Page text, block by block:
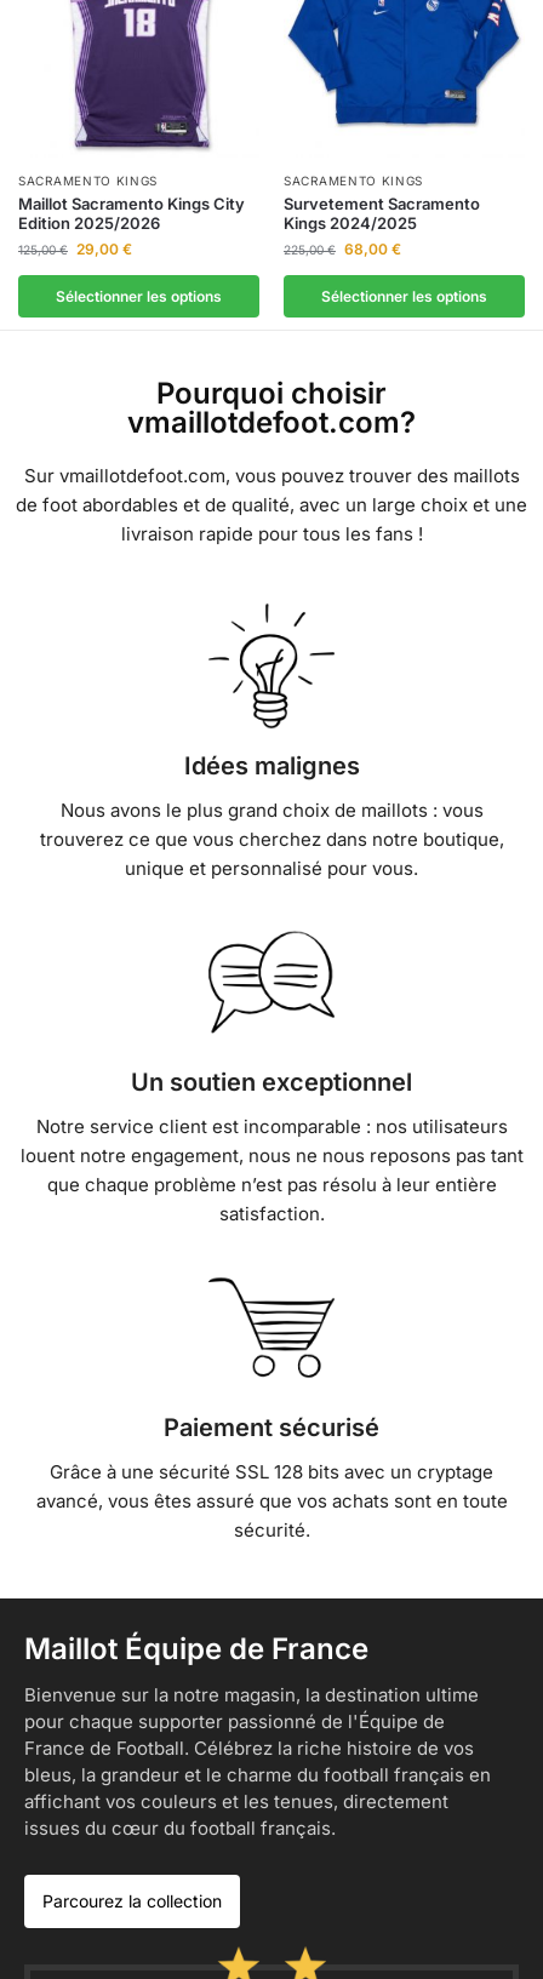
SACRAMENTO KINGS
Maillot Sacramento Kings City
Edition 2025/2026
125,00€ 29,00 €
Sélectionner les options
SACRAMENTO KINGS
Survetement Sacramento
Kings 2024/2025
225,00€ 68,00 €
Sélectionner les options
Pourquoi choisir
vmaillotdefoot.com?
Sur vmaillotdefoot.com, vous pouvez trouver des maillots
de foot abordables et de qualité, avec un large choix et une
livraison rapide pour tous les fans !
Idées malignes
Nous avons le plus grand choix de maillots : vous
trouverez ce que vous cherchez dans notre boutique,
unique et personnalisé pour vous.
Un soutien exceptionnel
Notre service client est incomparable : nos utilisateurs
louent notre engagement, nous ne nous reposons pas tant
que chaque problème n’est pas résolu à leur entière
satisfaction.
Paiement sécurisé
Grâce à une sécurité SSL 128 bits avec un cryptage
avancé, vous êtes assuré que vos achats sont en toute
sécurité.
Maillot Équipe de France
Bienvenue sur la notre magasin, la destination ultime
pour chaque supporter passionné de l'Équipe de
France de Football. Célébrez la riche histoire de vos
bleus, la grandeur et le charme du football français en
affichant vos couleurs et les tenues, directement
issues du cœur du football français.
Parcourez la collection